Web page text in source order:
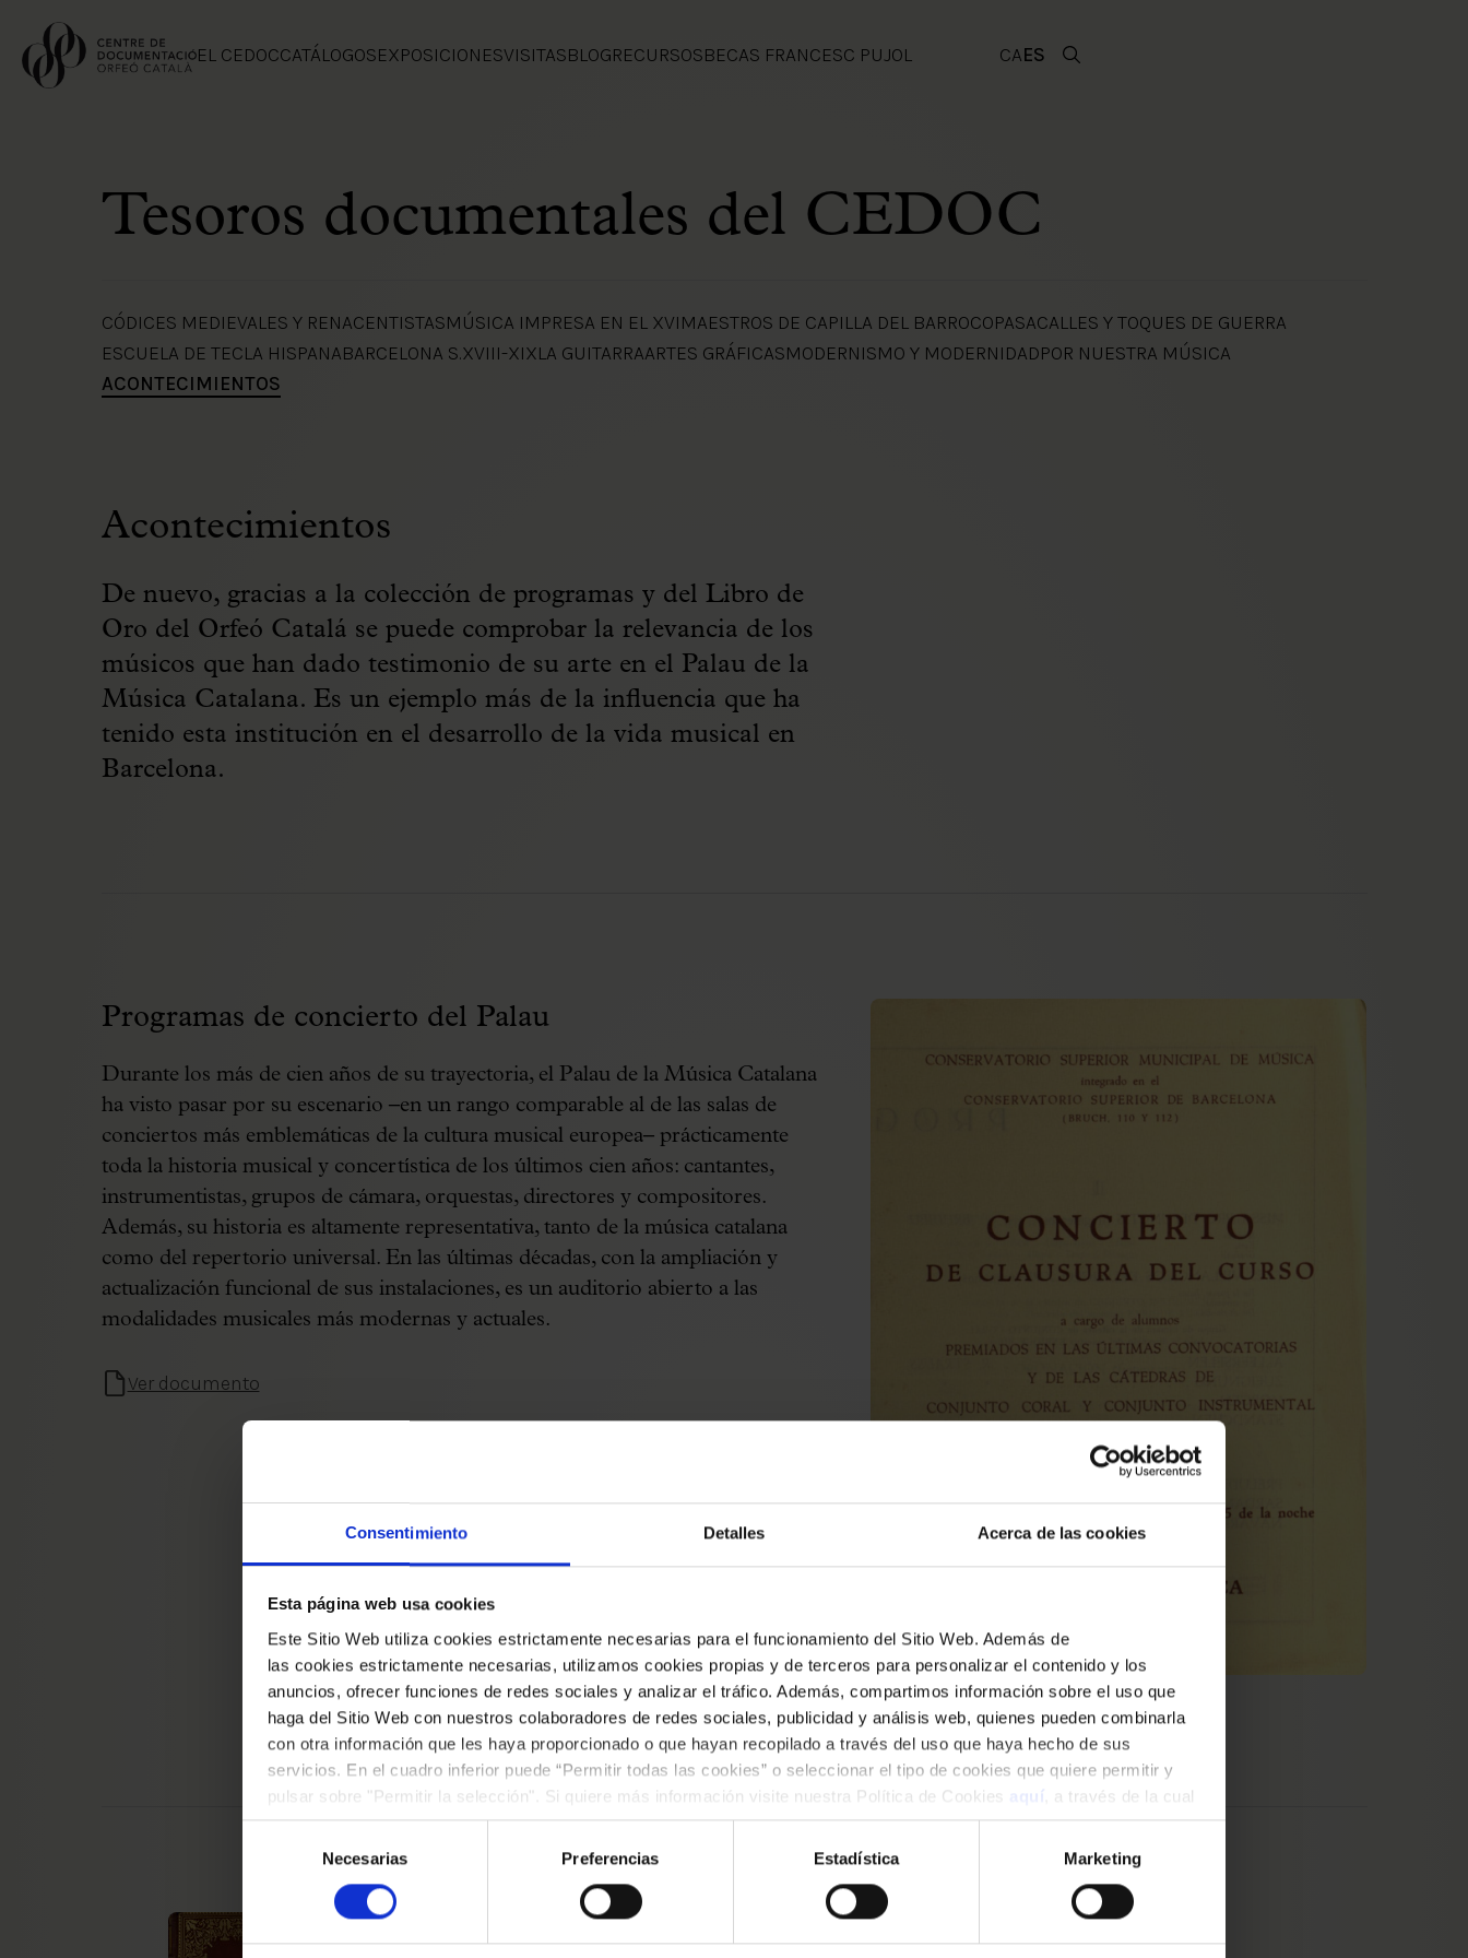
Consentimiento Detalles Acerca de las cookies
Esta página web usa cookies
Este Sitio Web utiliza cookies estrictamente necesarias para el funcionamiento del Sitio Web. Además de
las cookies estrictamente necesarias, utilizamos cookies propias y de terceros para personalizar el contenido y los
anuncios, ofrecer funciones de redes sociales y analizar el tráfico. Además, compartimos información sobre el uso que
haga del Sitio Web con nuestros colaboradores de redes sociales, publicidad y análisis web, quienes pueden combinarla
con otra información que les haya proporcionado o que hayan recopilado a través del uso que haya hecho de sus
servicios. En el cuadro inferior puede “Permitir todas las cookies” o seleccionar el tipo de cookies que quiere permitir y
pulsar sobre "Permitir la selección". Si quiere más información visite nuestra Política de Cookies
aquí
, a través de la cual
podrá deshabilitar o configurar las cookies en cualquier momento.”.
consentimiento
Necesarias Preferencias Estadística Marketing
EL CEDOCCATÁLOGOSEXPOSICIONESVISITASBLOGRECURSOSBECAS FRANCESC PUJOL CAES
Tesoros documentales del CEDOC
CÓDICES MEDIEVALES Y RENACENTISTASMÚSICA IMPRESA EN EL XVIMAESTROS DE CAPILLA DEL BARROCOPASACALLES Y TOQUES DE GUERRA
ESCUELA DE TECLA HISPANABARCELONA S.XVIII-XIXLA GUITARRAARTES GRÁFICASMODERNISMO Y MODERNIDADPOR NUESTRA MÚSICA
ACONTECIMIENTOS
Acontecimientos
De nuevo, gracias a la colección de programas y del Libro de
Oro del Orfeó Catalá se puede comprobar la relevancia de los
músicos que han dado testimonio de su arte en el Palau de la
Música Catalana. Es un ejemplo más de la influencia que ha
tenido esta institución en el desarrollo de la vida musical en
Barcelona.
Programas de concierto del Palau
Durante los más de cien años de su trayectoria, el Palau de la Música Catalana
ha visto pasar por su escenario –en un rango comparable al de las salas de
conciertos más emblemáticas de la cultura musical europea– prácticamente
toda la historia musical y concertística de los últimos cien años: cantantes,
instrumentistas, grupos de cámara, orquestas, directores y compositores.
Además, su historia es altamente representativa, tanto de la música catalana
como del repertorio universal. En las últimas décadas, con la ampliación y
actualización funcional de sus instalaciones, es un auditorio abierto a las
modalidades musicales más modernas y actuales.
Ver documento